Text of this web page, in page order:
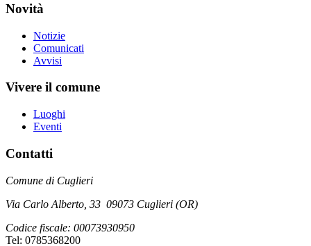
Novità
Notizie
Comunicati
Avvisi
Vivere il comune
Luoghi
Eventi
Contatti
Comune di Cuglieri
Via Carlo Alberto, 33 09073 Cuglieri (OR)
Codice fiscale: 00073930950
Tel: 0785368200